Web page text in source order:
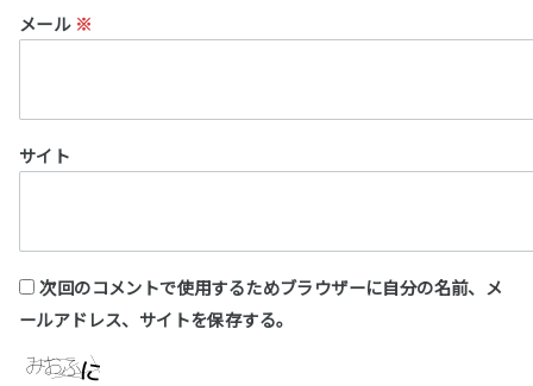
メール ※
サイト
次回のコメントで使用するためブラウザーに自分の名前、メ
ールアドレス、サイトを保存する。